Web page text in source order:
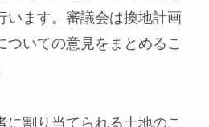
います。審議会は換地計画
ついての意見をまとめるこ
に割り当てられる土地のこ